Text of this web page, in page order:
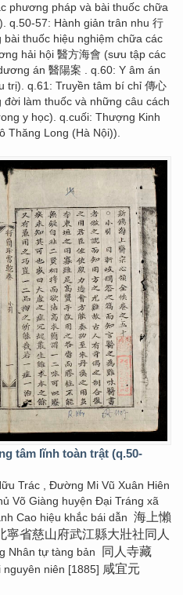
phương pháp và bài thuốc chữa
q.50-57: Hành giản trân nhu 行
thuốc hiệu nghiệm chữa các
hải hội 醫方海會 (sưu tập các
án 醫陽案 . q.60: Y âm án
trị). q.61: Truyền tâm bí chỉ 傳心
làm thuốc và những câu cách
y học). q.cuối: Thượng Kinh
Thăng Long (Hà Nội)).
tâm lĩnh toàn trật (q.50-
Trác , Đường Mi Vũ Xuân Hiên
Võ Giàng huyện Đại Tráng xã
Cao hiệu khắc bái dẫn 海上懶
寧省慈山府武江縣大壯社同人
Nhân tự tàng bản
同人寺藏
nguyên niên [1885] 咸宜元